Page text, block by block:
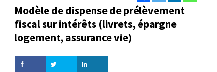
Modèle de dispense de prélèvement
fiscal sur intérêts (livrets, épargne
logement, assurance vie)